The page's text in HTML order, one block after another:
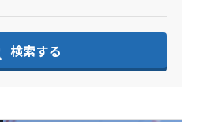
検索する